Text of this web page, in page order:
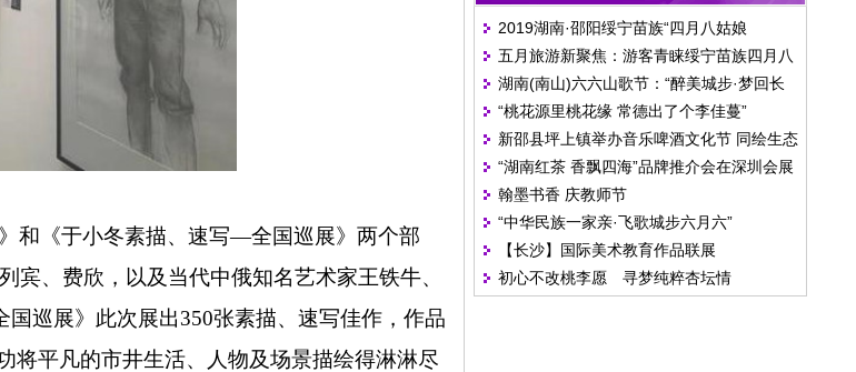
和《于小冬素描、速写—全国巡展》两个部
、费欣，以及当代中俄知名艺术家王铁牛、
巡展》此次展出350张素描、速写佳作，作品
将平凡的市井生活、人物及场景描绘得淋淋尽
2019湖南·邵阳绥宁苗族“四月八姑娘
节”在“上堡古国”开幕
五月旅游新聚焦：游客青睐绥宁苗族四月八
姑娘节
湖南(南山)六六山歌节：“醉美城步·梦回长
安”
“桃花源里桃花缘 常德出了个李佳蔓”
新邵县坪上镇举办音乐啤酒文化节 同绘生态
乡村旅游
“湖南红茶 香飘四海”品牌推介会在深圳会展
中心举行
翰墨书香 庆教师节
“中华民族一家亲·飞歌城步六月六”
【长沙】国际美术教育作品联展
初心不改桃李愿 寻梦纯粹杏坛情